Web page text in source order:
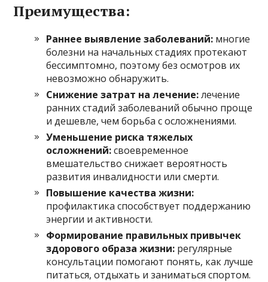
Преимущества:
Раннее выявление заболеваний: многие
болезни на начальных стадиях протекают
бессимптомно, поэтому без осмотров их
невозможно обнаружить.
Снижение затрат на лечение:лечение
ранних стадий заболеваний обычно проще
и дешевле, чем борьба с осложнениями.
Уменьшение риска тяжелых
осложнений:своевременное
вмешательство снижает вероятность
развития инвалидности или смерти.
Повышение качества жизни:
профилактика способствует поддержанию
энергии и активности.
Формирование правильных привычек
здорового образа жизни: регулярные
консультации помогают понять, как лучше
питаться, отдыхать и заниматься спортом.